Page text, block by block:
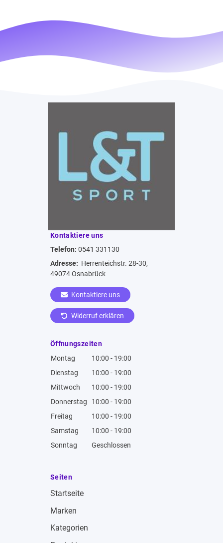
Kontaktiere uns
Telefon: 0541 331130
Adresse: Herrenteichstr. 28-30,
49074 Osnabrück
Kontaktiere uns
Widerruf erklären
Öffnungszeiten
Montag
10:00 - 19:00
Dienstag
10:00 - 19:00
Mittwoch
10:00 - 19:00
Donnerstag
10:00 - 19:00
Freitag
10:00 - 19:00
Samstag
10:00 - 19:00
Sonntag
Geschlossen
Seiten
Startseite
Marken
Kategorien